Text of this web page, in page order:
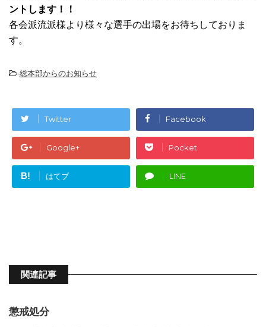
ントします！！
各会派流派様より様々な選手の出場をお待ちしておりま
す。
-総本部からのお知らせ
Twitter Facebook
Google+ Pocket
B! はてブ LINE
関連記事
懲戒処分